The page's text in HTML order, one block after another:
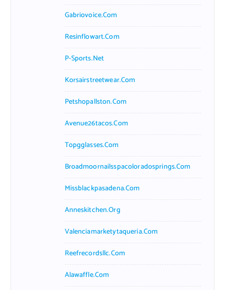
Gabriovoice.com
Resinflowart.com
P-Sports.net
Korsairstreetwear.com
Petshopallston.com
Avenue26tacos.com
Topgglasses.com
Broadmoornailsspacoloradosprings.com
Missblackpasadena.com
Anneskitchen.org
Valenciamarketytaqueria.com
Reefrecordsllc.com
Alawaffle.com